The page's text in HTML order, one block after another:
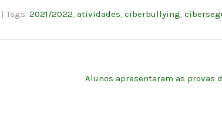
| Tags: 2021/2022, atividades, ciberbullying,
Alunos apresentaram as provas